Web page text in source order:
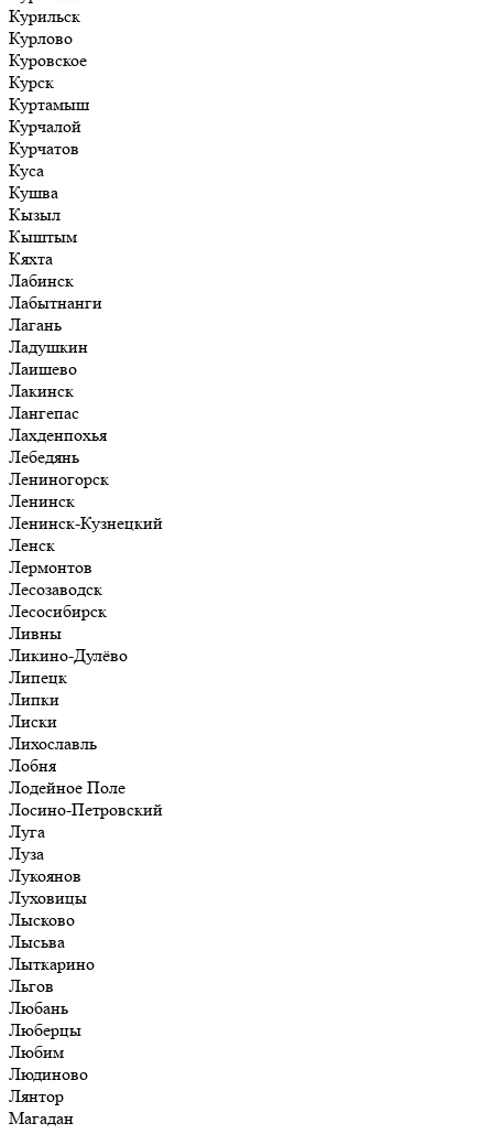
Курильск
Курлово
Куровское
Курск
Куртамыш
Курчалой
Курчатов
Куса
Кушва
Кызыл
Кыштым
Кяхта
Лабинск
Лабытнанги
Лагань
Ладушкин
Лаишево
Лакинск
Лангепас
Лахденпохья
Лебедянь
Лениногорск
Ленинск
Ленинск-Кузнецкий
Ленск
Лермонтов
Лесозаводск
Лесосибирск
Ливны
Ликино-Дулёво
Липецк
Липки
Лиски
Лихославль
Лобня
Лодейное Поле
Лосино-Петровский
Луга
Луза
Лукоянов
Луховицы
Лысково
Лысьва
Лыткарино
Льгов
Любань
Люберцы
Любим
Людиново
Лянтор
Магадан